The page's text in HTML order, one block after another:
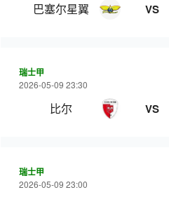
巴塞尔星翼 VS
瑞士甲
2026-05-09 23:30
比尔 VS
瑞士甲
2026-05-09 23:00